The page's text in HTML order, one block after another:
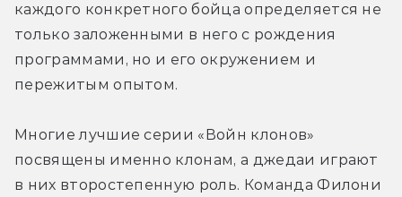
каждого конкретного бойца определяется не
только заложенными в него с рождения
программами, но и его окружением и
пережитым опытом.
Многие лучшие серии «Войн клонов»
посвящены именно клонам, а джедаи играют
в них второстепенную роль. Команда Филони